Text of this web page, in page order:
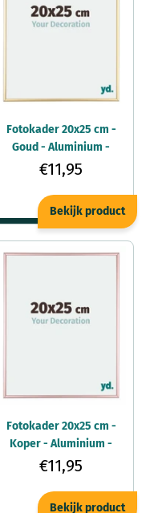
Fotokader 20x25 cm -
Goud - Aluminium -
Kent
€11,95
Bekijk product
Fotokader 20x25 cm -
Koper - Aluminium -
Kent
€11,95
Bekijk product